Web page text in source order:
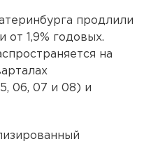
продлили
от 1,9% годовых.
на
06, 07 и 08) и